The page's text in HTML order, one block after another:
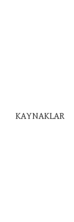
KAYNAKLAR